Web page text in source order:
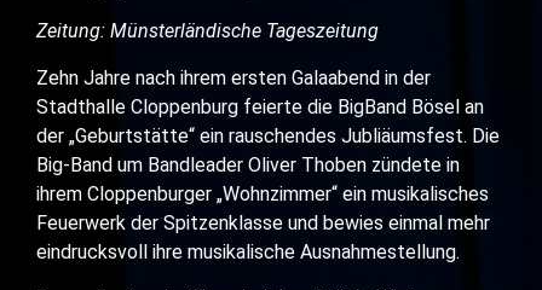
Zeitung: Münsterländische Tageszeitung
Zehn Jahre nach ihrem ersten Galaabend in der
Stadthalle Cloppenburg feierte die BigBand Bösel an
der „Geburtstätte“ ein rauschendes Jubliäumsfest. Die
Big-Band um Bandleader Oliver Thoben zündete in
ihrem Cloppenburger „Wohnzimmer“ ein musikalisches
Feuerwerk der Spitzenklasse und bewies einmal mehr
eindrucksvoll ihre musikalische Ausnahmestellung.